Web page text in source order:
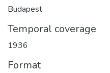
Budapest
Temporal coverage
1936
Format